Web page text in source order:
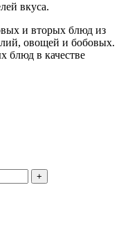
вкуса.
и вторых блюд из
овощей и бобовых.
блюд в качестве